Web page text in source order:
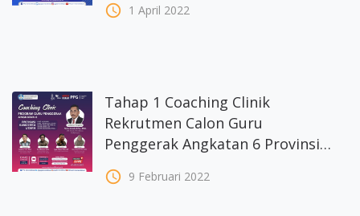
access_time 1 April 2022
Tahap 1 Coaching Clinik
Rekrutmen Calon Guru
Penggerak Angkatan 6 Provinsi
access_time 9 Februari 2022